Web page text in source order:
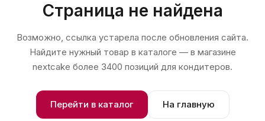
Страница не найдена
Возможно, ссылка устарела после обновления сайта.
Найдите нужный товар в каталоге — в магазине
nextcake более 3400 позиций для кондитеров.
Перейти в каталог На главную